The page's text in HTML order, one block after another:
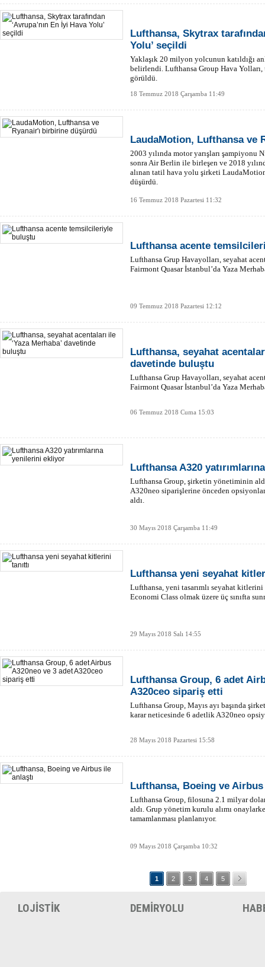
Lufthansa, Skytrax
Yolu’ seçildi
Yaklaşık 20 milyon yolcunun katıldığı
belirlendi. Lufthansa Group Hava
görüldü.
18 Temmuz 2018 Çarşamba 11:49
LaudaMotion, Lufthansa ve
2003 yılında motor yarışları şampiyonu
sonra Air Berlin ile birleşen ve 2018
alınan tatil hava yolu şirketi
düşürdü.
16 Temmuz 2018 Pazartesi 11:32
Lufthansa acente
Lufthansa Grup Havayolları, seyahat
Fairmont Quasar İstanbul’da Yaza
09 Temmuz 2018 Pazartesi 12:12
Lufthansa, seyahat
davetinde buluştu
Lufthansa Grup Havayolları, seyahat
Fairmont Quasar İstanbul’da Yaza
06 Temmuz 2018 Cuma 15:03
Lufthansa A320
Lufthansa Group, şirketin yönetiminin
A320neo siparişlerine önceden
aldı.
30 Mayıs 2018 Çarşamba 11:49
Lufthansa yeni seyahat
Lufthansa, yeni tasarımlı seyahat
Economi Class olmak üzere üç sınıfta
29 Mayıs 2018 Salı 14:55
Lufthansa Group, 6 adet
A320ceo sipariş etti
Lufthansa Group, Mayıs ayı başında
karar neticesinde 6 adetlik A320neo
28 Mayıs 2018 Pazartesi 15:58
Lufthansa, Boeing ve Airbus
Lufthansa Group, filosuna 2.1 milyar
aldı. Grup yönetim kurulu alımı
tamamlanması planlanıyor.
09 Mayıs 2018 Çarşamba 10:32
1 2 3 4 5
LOJİSTİK DEMİRYOLU